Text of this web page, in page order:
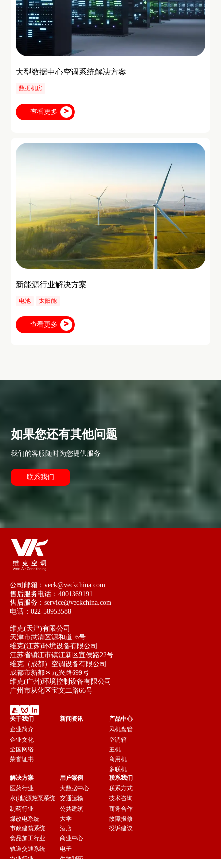
大型数据中心空调系统解决方案
数据机房
查看更多
新能源行业解决方案
电池 太阳能
查看更多
如果您还有其他问题
我们的客服随时为您提供服务
联系我们
公司邮箱：veck@veckchina.com
售后服务电话：4001369191
售后服务：service@veckchina.com
电话：022-58953588
维克(天津)有限公司
天津市武清区源和道16号
维克(江苏)环境设备有限公司
江苏省镇江市镇江新区宜侯路22号
维克（成都）空调设备有限公司
成都市新都区元兴路699号
维克(广州)环境控制设备有限公司
广州市从化区宝文二路66号
关于我们
企业简介
企业文化
全国网络
荣誉证书
新闻资讯
产品中心
风机盘管
空调箱
主机
商用机
多联机
解决方案
医药行业
水(地)源热泵系统
制药行业
煤改电系统
市政建筑系统
食品加工行业
轨道交通系统
用户案例
大数据中心
交通运输
公共建筑
大学
酒店
商业中心
电子
联系我们
联系方式
技术咨询
商务合作
故障报修
投诉建议